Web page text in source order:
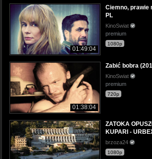
01:49:04
Ciemno, prawie
PL
KinoSwiat
premium
1080p
01:38:04
Zabić bobra
KinoSwiat
premium
720p
ZATOKA
KUPARI -
brzoza24
1080p